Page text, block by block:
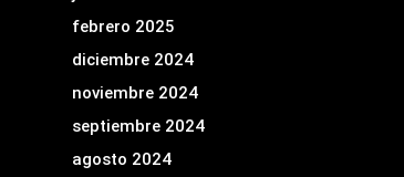
febrero 2025
diciembre 2024
noviembre 2024
septiembre 2024
agosto 2024